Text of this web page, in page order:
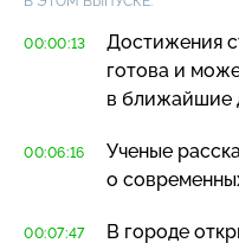
00:00:13
Достижения
готова и
в ближайшие
00:06:16
Ученые
о
00:07:47
В городе